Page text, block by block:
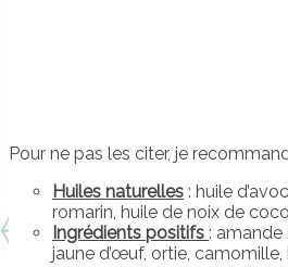
Pour ne pas les citer, je
Huiles naturelles : huile
romarin, huile de noix de
Ingrédients positifs :
jaune d’œuf, ortie,